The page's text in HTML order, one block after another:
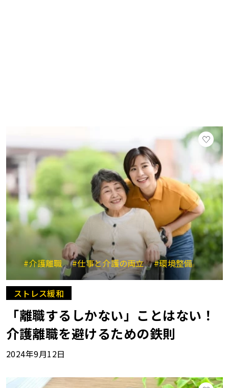
#介護離職 #仕事と介護の両立 #環境整備
ストレス緩和
「離職するしかない」ことはない！
介護離職を避けるための鉄則
2024年9月12日